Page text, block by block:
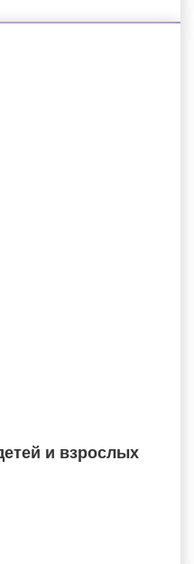
и взрослых